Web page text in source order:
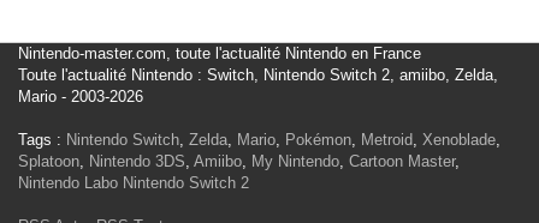
Nintendo-master.com, toute l'actualité Nintendo en France
Toute l'actualité Nintendo : Switch, Nintendo Switch 2, amiibo, Zelda,
Mario - 2003-2026
Tags : Nintendo Switch, Zelda, Mario, Pokémon, Metroid, Xenoblade,
Splatoon, Nintendo 3DS, Amiibo, My Nintendo, Cartoon Master,
Nintendo Labo Nintendo Switch 2